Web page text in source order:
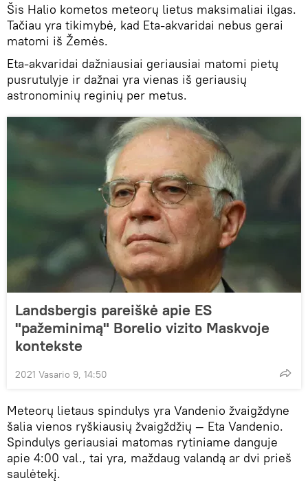
Šis Halio kometos meteorų lietus maksimaliai ilgas.
Tačiau yra tikimybė, kad Eta-akvaridai nebus gerai
matomi iš Žemės.
Eta-akvaridai dažniausiai geriausiai matomi pietų
pusrutulyje ir dažnai yra vienas iš geriausių
astronominių reginių per metus.
Landsbergis pareiškė apie ES
"pažeminimą" Borelio vizito Maskvoje
kontekste
2021 Vasario 9, 14:50
Meteorų lietaus spindulys yra Vandenio žvaigždyne
šalia vienos ryškiausių žvaigždžių — Eta Vandenio.
Spindulys geriausiai matomas rytiniame danguje
apie 4:00 val., tai yra, maždaug valandą ar dvi prieš
saulėtekį.